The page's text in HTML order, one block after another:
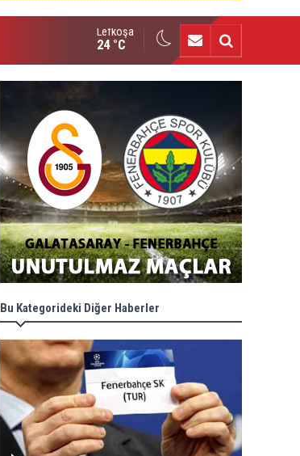
Lefkoşa
24 °C
Bu Kategorideki Diğer Haberler